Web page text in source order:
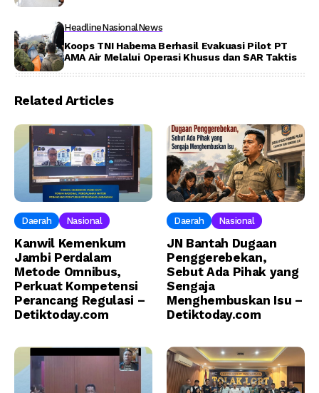
HeadlineNasionalNews
Koops TNI Habema Berhasil Evakuasi Pilot PT
AMA Air Melalui Operasi Khusus dan SAR Taktis
Related Articles
Daerah Nasional
Kanwil Kemenkum
Jambi Perdalam
Metode Omnibus,
Perkuat Kompetensi
Perancang Regulasi –
Detiktoday.com
Daerah Nasional
JN Bantah Dugaan
Penggerebekan,
Sebut Ada Pihak yang
Sengaja
Menghembuskan Isu –
Detiktoday.com